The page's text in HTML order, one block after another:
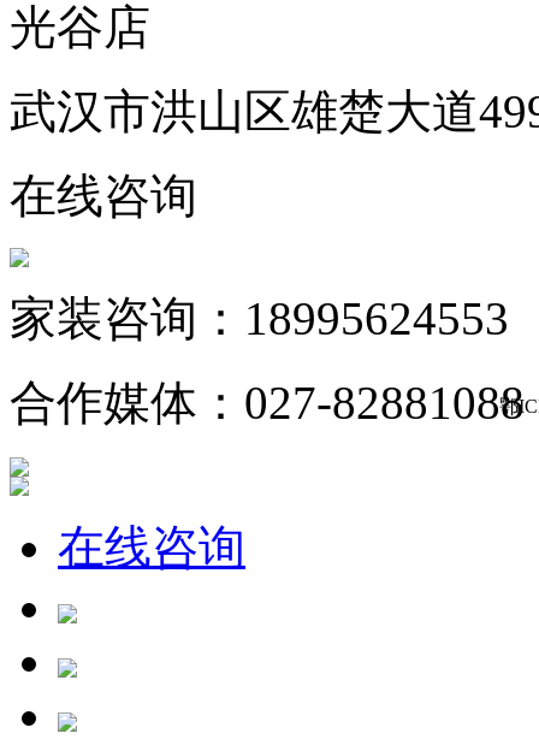
光谷店
武汉市洪山区雄楚大道
在线咨询
家装咨询：18995624553
合作媒体：027-82881088
鄂
在线咨询